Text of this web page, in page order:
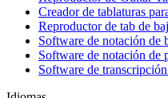
Creador de tablaturas
Reproductor de tab de
Software de notación de
Software de notación de
Software de